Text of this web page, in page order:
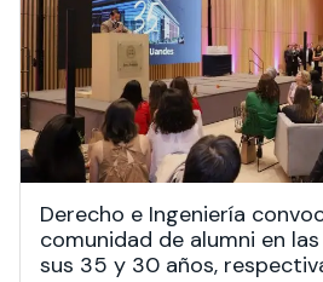
Derecho e Ingeniería
comunidad de alumni en
sus 35 y 30 años,